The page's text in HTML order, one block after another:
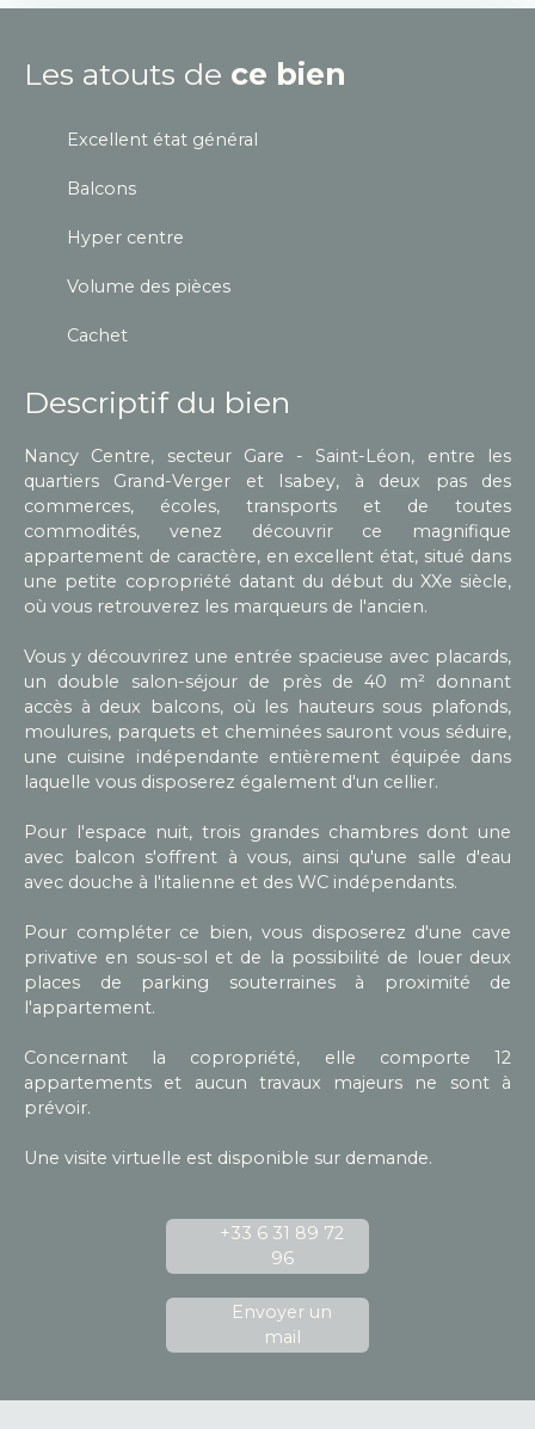
Les atouts de ce bien
Excellent état général
Balcons
Hyper centre
Volume des pièces
Cachet
Descriptif du bien
Nancy Centre, secteur Gare - Saint-Léon, entre les
quartiers Grand-Verger et Isabey, à deux pas des
commerces, écoles, transports et de toutes
commodités, venez découvrir ce magnifique
appartement de caractère, en excellent état, situé dans
une petite copropriété datant du début du XXe siècle,
où vous retrouverez les marqueurs de l'ancien.
Vous y découvrirez une entrée spacieuse avec placards,
un double salon-séjour de près de 40 m² donnant
accès à deux balcons, où les hauteurs sous plafonds,
moulures, parquets et cheminées sauront vous séduire,
une cuisine indépendante entièrement équipée dans
laquelle vous disposerez également d'un cellier.
Pour l'espace nuit, trois grandes chambres dont une
avec balcon s'offrent à vous, ainsi qu'une salle d'eau
avec douche à l'italienne et des WC indépendants.
Pour compléter ce bien, vous disposerez d'une cave
privative en sous-sol et de la possibilité de louer deux
places de parking souterraines à proximité de
l'appartement.
Concernant la copropriété, elle comporte 12
appartements et aucun travaux majeurs ne sont à
prévoir.
Une visite virtuelle est disponible sur demande.
+33 6 31 89 72
96
Envoyer un
mail